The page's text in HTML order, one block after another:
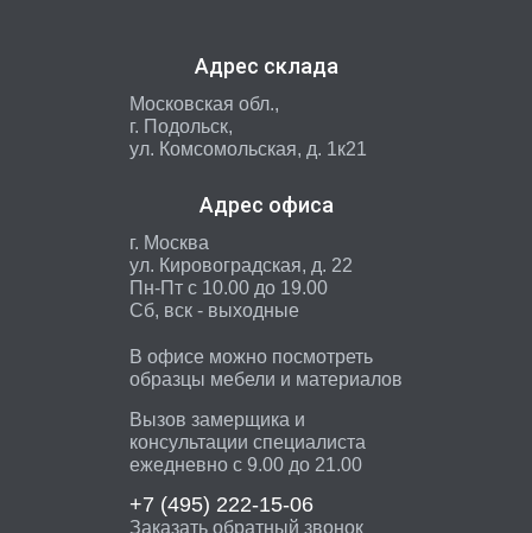
Адрес склада
Московская обл.,
г. Подольск,
ул. Комсомольская, д. 1к21
Адрес офиса
г. Москва
ул. Кировоградская, д. 22
Пн-Пт с 10.00 до 19.00
Сб, вск - выходные
В офисе можно посмотреть
образцы мебели и материалов
Вызов замерщика и
консультации специалиста
ежедневно с 9.00 до 21.00
+7 (495) 222-15-06
Заказать обратный звонок